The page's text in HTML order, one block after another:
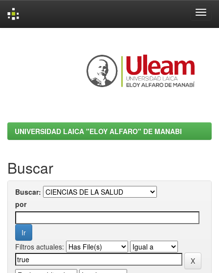
UNIVERSIDAD LAICA "ELOY ALFARO" DE MANABI
Buscar
Buscar:
por
Filtros actuales: